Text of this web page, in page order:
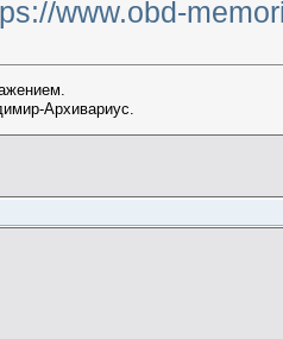
www.obd-
Архивариус.